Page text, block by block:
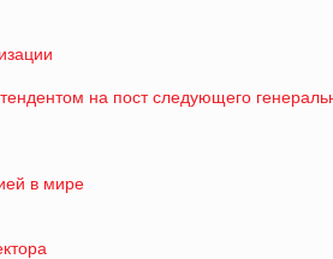
на пост следующего
в мире